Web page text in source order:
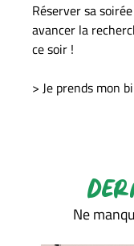
Réserver sa
avancer la
ce soir !
> Je prends mon
Ne